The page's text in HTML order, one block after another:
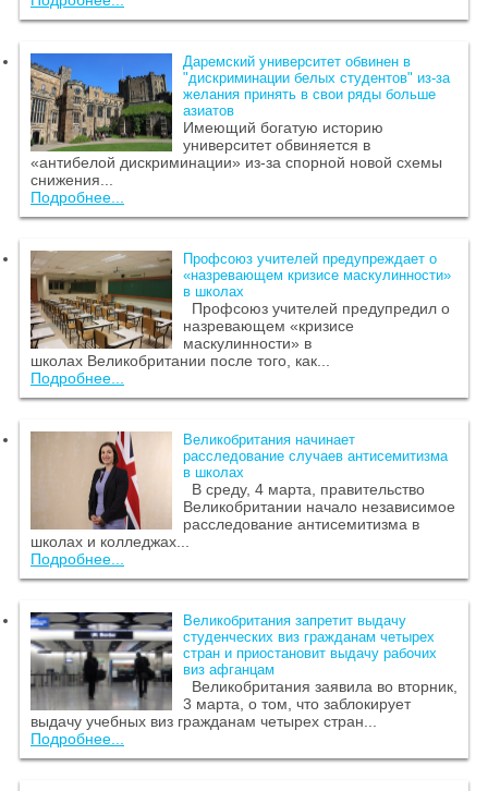
Даремский университет обвинен в
"дискриминации белых студентов" из-за
желания принять в свои ряды больше
азиатов
Имеющий богатую историю
университет обвиняется в
«антибелой дискриминации» из-за спорной новой схемы
снижения...
Подробнее...
Профсоюз учителей предупреждает о
«назревающем кризисе маскулинности»
в школах
Профсоюз учителей предупредил о
назревающем «кризисе
маскулинности» в
школах Великобритании после того, как...
Подробнее...
Великобритания начинает
расследование случаев антисемитизма
в школах
В среду, 4 марта, правительство
Великобритании начало независимое
расследование антисемитизма в
школах и колледжах...
Подробнее...
Великобритания запретит выдачу
студенческих виз гражданам четырех
стран и приостановит выдачу рабочих
виз афганцам
Великобритания заявила во вторник,
3 марта, о том, что заблокирует
выдачу учебных виз гражданам четырех стран...
Подробнее...